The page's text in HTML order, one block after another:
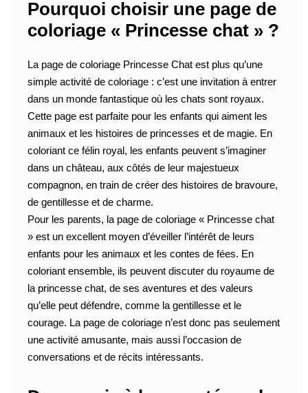
Pourquoi choisir une page de
coloriage « Princesse chat » ?
La page de coloriage Princesse Chat est plus qu’une
simple activité de coloriage : c’est une invitation à entrer
dans un monde fantastique où les chats sont royaux.
Cette page est parfaite pour les enfants qui aiment les
animaux et les histoires de princesses et de magie. En
coloriant ce félin royal, les enfants peuvent s’imaginer
dans un château, aux côtés de leur majestueux
compagnon, en train de créer des histoires de bravoure,
de gentillesse et de charme.
Pour les parents, la page de coloriage « Princesse chat
» est un excellent moyen d’éveiller l’intérêt de leurs
enfants pour les animaux et les contes de fées. En
coloriant ensemble, ils peuvent discuter du royaume de
la princesse chat, de ses aventures et des valeurs
qu’elle peut défendre, comme la gentillesse et le
courage. La page de coloriage n’est donc pas seulement
une activité amusante, mais aussi l’occasion de
conversations et de récits intéressants.